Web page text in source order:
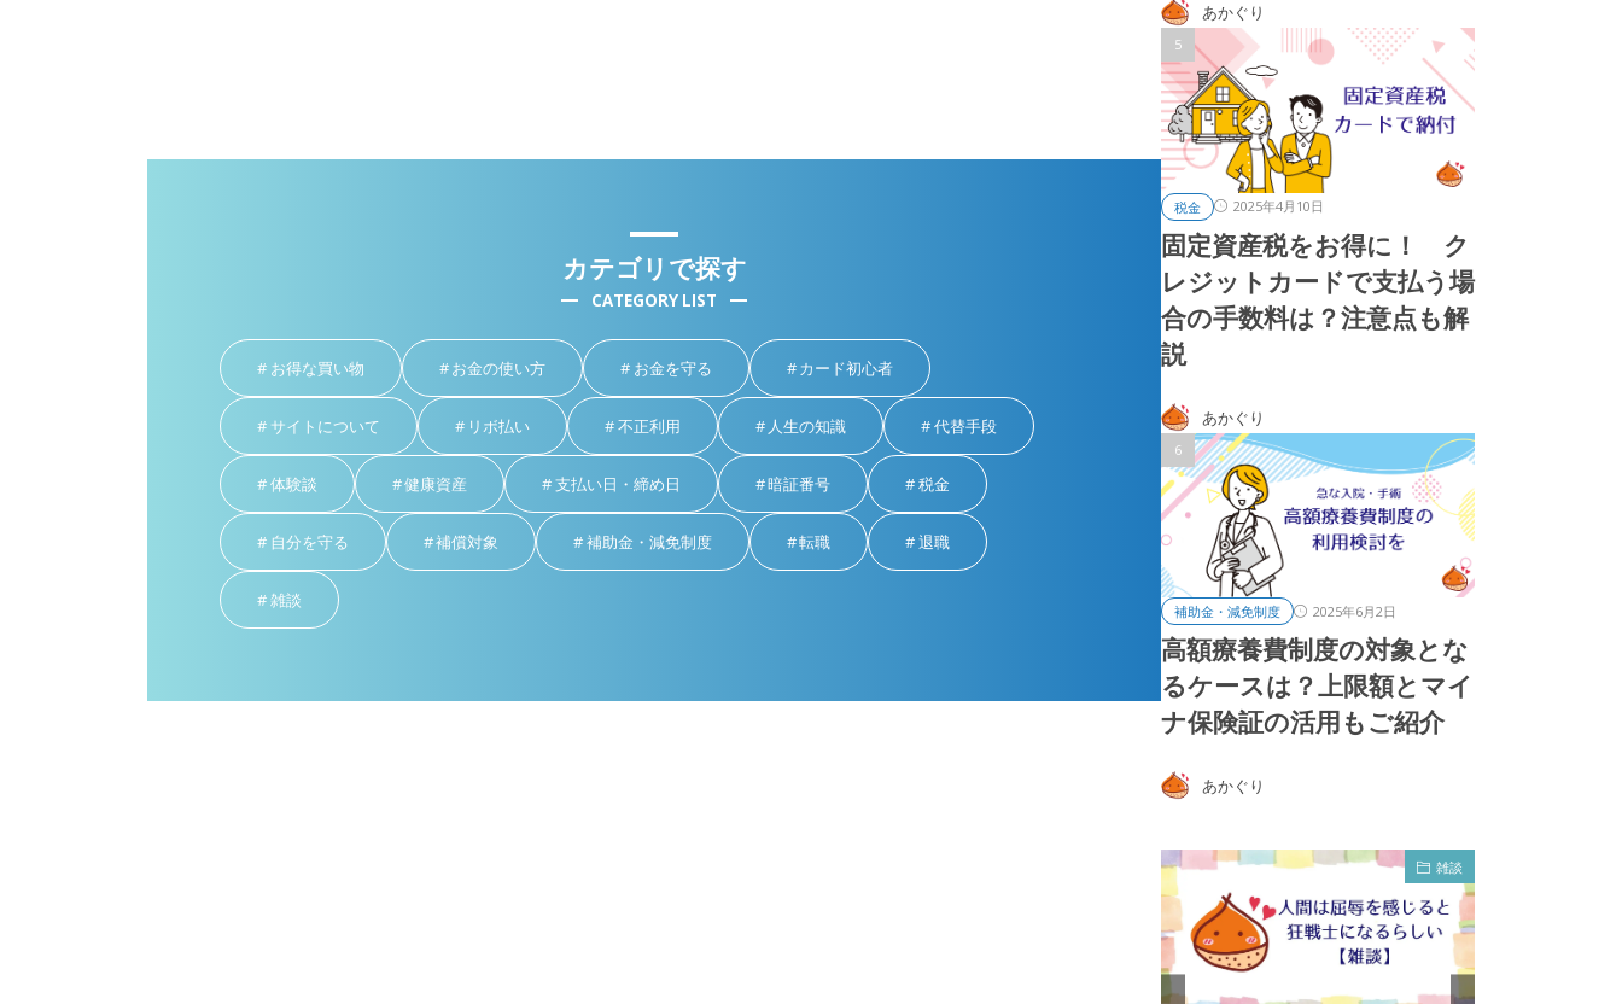
カテゴリで探す
CATEGORY LIST
お得な買い物 お金の使い方 お金を守る カード初心者
サイトについて リボ払い 不正利用 人生の知識 代替手段
体験談 健康資産 支払い日・締め日 暗証番号 税金
自分を守る 補償対象 補助金・減免制度 転職 退職
雑談
あかぐり
税金 2025年4月10日
固定資産税をお得に！ ク
レジットカードで支払う場
合の手数料は？注意点も解
説
あかぐり
補助金・減免制度 2025年6月2日
高額療養費制度の対象とな
るケースは？上限額とマイ
ナ保険証の活用もご紹介
あかぐり
雑談